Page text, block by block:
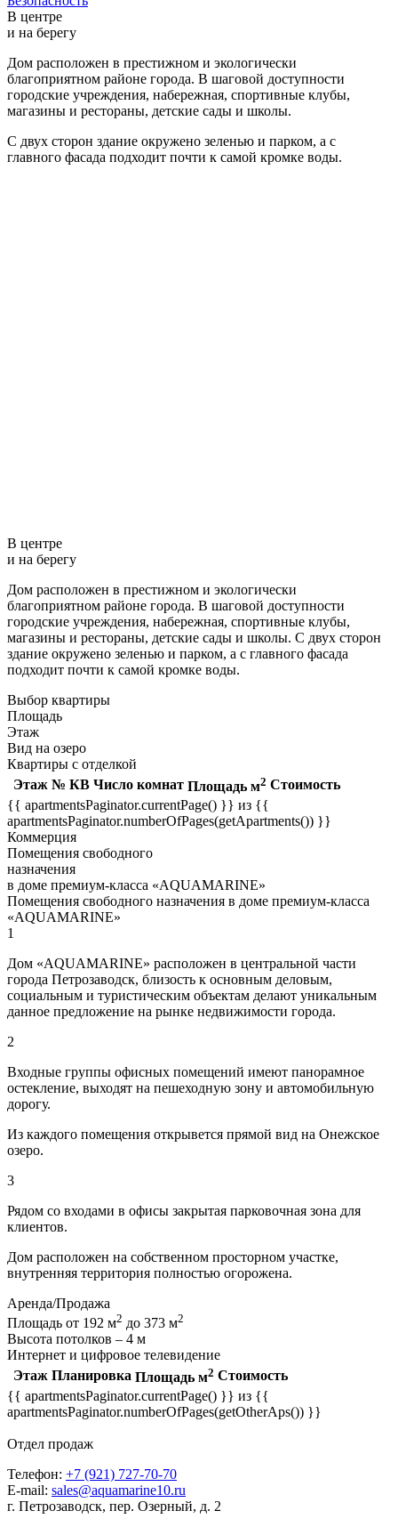
В центре
и на берегу
Дом расположен в престижном и экологически
благоприятном районе города. В шаговой доступности
городские учреждения, набережная, спортивные клубы,
магазины и рестораны, детские сады и школы.
С двух сторон здание окружено зеленью и парком, а с
главного фасада подходит почти к самой кромке воды.
В центре
и на берегу
Дом расположен в престижном и экологически
благоприятном районе города. В шаговой доступности
городские учреждения, набережная, спортивные клубы,
магазины и рестораны, детские сады и школы. С двух сторон
здание окружено зеленью и парком, а с главного фасада
подходит почти к самой кромке воды.
Выбор квартиры
Площадь
Этаж
Вид на озеро
Квартиры с отделкой
Этаж № КВ Число комнат Площадь м2 Стоимость
{{ apartmentsPaginator.currentPage() }} из {{
apartmentsPaginator.numberOfPages(getApartments()) }}
Коммерция
Помещения свободного
назначения
в доме премиум-класса «AQUAMARINE»
Помещения свободного назначения в доме премиум-класса
«AQUAMARINE»
1
Дом «AQUAMARINE» расположен в центральной части
города Петрозаводск, близость к основным деловым,
социальным и туристическим объектам делают уникальным
данное предложение на рынке недвижимости города.
2
Входные группы офисных помещений имеют панорамное
остекление, выходят на пешеходную зону и автомобильную
дорогу.
Из каждого помещения открывется прямой вид на Онежское
озеро.
3
Рядом со входами в офисы закрытая парковочная зона для
клиентов.
Дом расположен на собственном просторном участке,
внутренняя территория полностью огорожена.
Аренда/Продажа
Площадь от 192 м2 до 373 м2
Высота потолков – 4 м
Интернет и цифровое телевидение
Этаж Планировка Площадь м2 Стоимость
{{ apartmentsPaginator.currentPage() }} из {{
apartmentsPaginator.numberOfPages(getOtherAps()) }}
Отдел продаж
Телефон: +7 (921) 727-70-70
E-mail: sales@aquamarine10.ru
г. Петрозаводск, пер. Озерный, д. 2